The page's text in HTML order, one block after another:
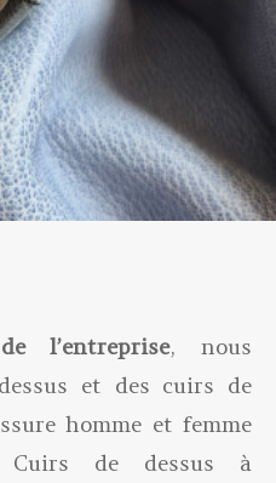
l’entreprise, nous
et des cuirs de
homme et femme
Cuirs de dessus à